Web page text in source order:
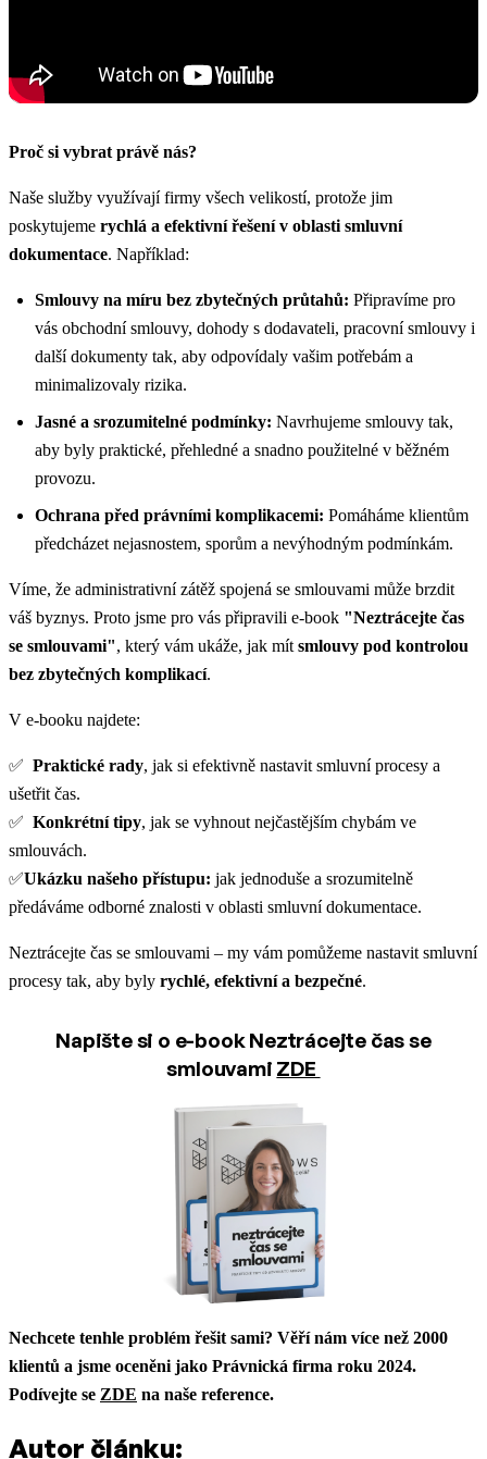
Proč si vybrat právě nás?
Naše služby využívají firmy všech velikostí, protože jim
poskytujeme rychlá a efektivní řešení v oblasti smluvní
dokumentace. Například:
Smlouvy na míru bez zbytečných průtahů: Připravíme pro
vás obchodní smlouvy, dohody s dodavateli, pracovní smlouvy i
další dokumenty tak, aby odpovídaly vašim potřebám a
minimalizovaly rizika.
Jasné a srozumitelné podmínky: Navrhujeme smlouvy tak,
aby byly praktické, přehledné a snadno použitelné v běžném
provozu.
Ochrana před právními komplikacemi: Pomáháme klientům
předcházet nejasnostem, sporům a nevýhodným podmínkám.
Víme, že administrativní zátěž spojená se smlouvami může brzdit
váš byznys. Proto jsme pro vás připravili e-book "Neztrácejte čas
se smlouvami", který vám ukáže, jak mít smlouvy pod kontrolou
bez zbytečných komplikací.
V e-booku najdete:
✅ Praktické rady, jak si efektivně nastavit smluvní procesy a
ušetřit čas.
✅ Konkrétní tipy, jak se vyhnout nejčastějším chybám ve
smlouvách.
✅Ukázku našeho přístupu: jak jednoduše a srozumitelně
předáváme odborné znalosti v oblasti smluvní dokumentace.
Neztrácejte čas se smlouvami – my vám pomůžeme nastavit smluvní
procesy tak, aby byly rychlé, efektivní a bezpečné.
Napište si o e-book Neztrácejte čas se
smlouvami ZDE
Nechcete tenhle problém řešit sami? Věří nám více než 2000
klientů a jsme oceněni jako Právnická firma roku 2024.
Podívejte se ZDE na naše reference.
Autor článku: